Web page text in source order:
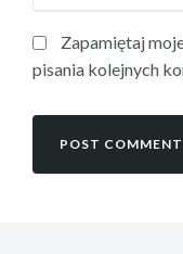
Zapamiętaj
pisania kolejnych